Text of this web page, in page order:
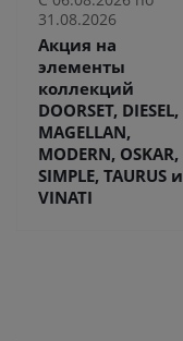
31.08.2026
Акция на
элементы
коллекций
DOORSET, DIESEL,
MAGELLAN,
MODERN, OSKAR,
SIMPLE, TAURUS и
VINATI